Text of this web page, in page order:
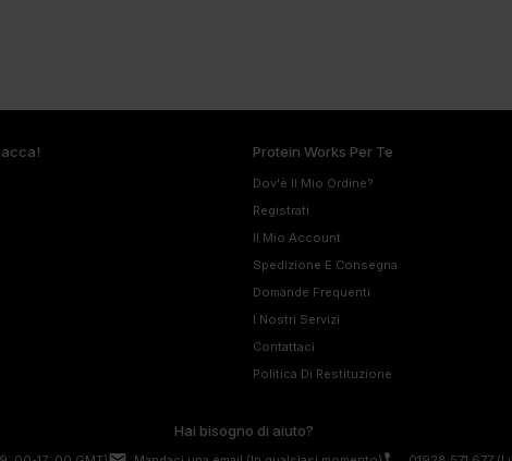
Protein Works Per Te
Dov'è Il Mio Ordine?
Registrati
Il Mio Account
Spedizione E Consegna
Domande Frequenti
I Nostri Servizi
Contattaci
Politica Di Restituzione
Hai bisogno di aiuto?